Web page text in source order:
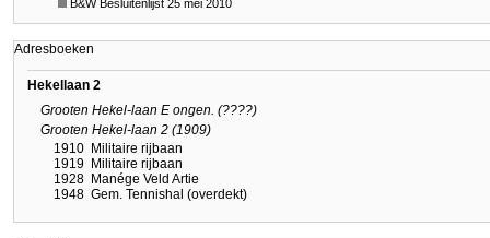
B&W Besluitenlijst 25 mei 2010
Adresboeken
Hekellaan 2
Grooten Hekel-laan E ongen. (????)
Grooten Hekel-laan 2 (1909)
1910 Militaire rijbaan
1919 Militaire rijbaan
1928 Manége Veld Artie
1948 Gem. Tennishal (overdekt)